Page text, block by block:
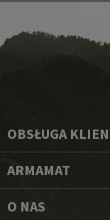
OBSŁUGA
ARMAMAT
O NAS